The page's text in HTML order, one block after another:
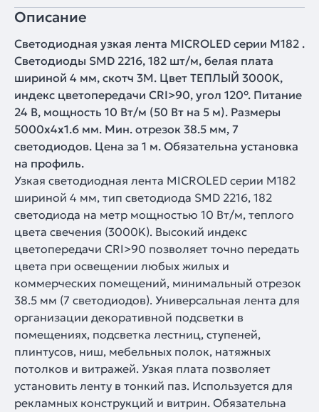
Описание
Светодиодная узкая лента MICROLED серии M182 .
Светодиоды SMD 2216, 182 шт/м, белая плата
шириной 4 мм, скотч 3M. Цвет ТЕПЛЫЙ 3000K,
индекс цветопередачи CRI>90, угол 120°. Питание
24 В, мощность 10 Вт/м (50 Вт на 5 м). Размеры
5000х4х1.6 мм. Мин. отрезок 38.5 мм, 7
светодиодов. Цена за 1 м. Обязательна установка
на профиль.
Узкая светодиодная лента MICROLED серии M182
шириной 4 мм, тип светодиода SMD 2216, 182
светодиода на метр мощностью 10 Вт/м, теплого
цвета свечения (3000K). Высокий индекс
цветопередачи CRI>90 позволяет точно передать
цвета при освещении любых жилых и
коммерческих помещений, минимальный отрезок
38.5 мм (7 светодиодов). Универсальная лента для
организации декоративной подсветки в
помещениях, подсветка лестниц, ступеней,
плинтусов, ниш, мебельных полок, натяжных
потолков и витражей. Узкая плата позволяет
установить ленту в тонкий паз. Используется для
рекламных конструкций и витрин. Обязательна